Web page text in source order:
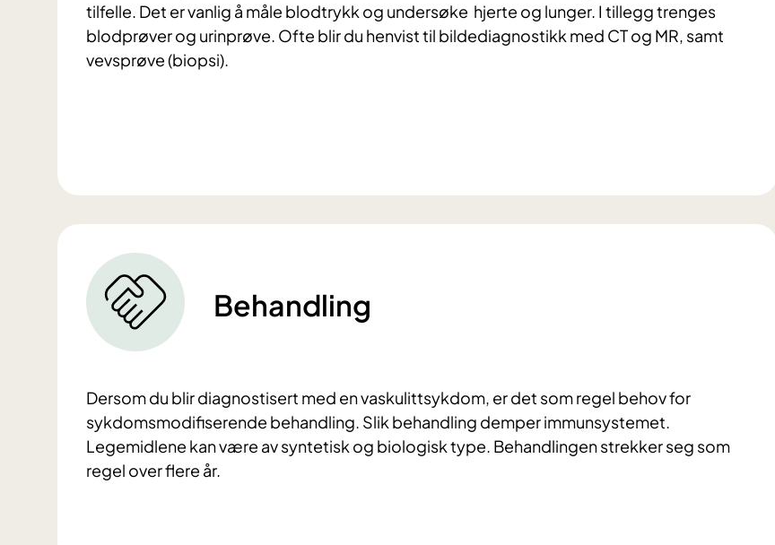
tilfelle. Det er vanlig å måle blodtrykk og undersøke hjerte og lunger. I tillegg trenges
blodprøver og urinprøve. Ofte blir du henvist til bildediagnostikk med CT og MR, samt
vevsprøve (biopsi).
Behandling
Dersom du blir diagnostisert med en vaskulittsykdom, er det som regel behov for
sykdomsmodifiserende behandling. Slik behandling demper immunsystemet.
Legemidlene kan være av syntetisk og biologisk type. Behandlingen strekker seg som
regel over flere år.